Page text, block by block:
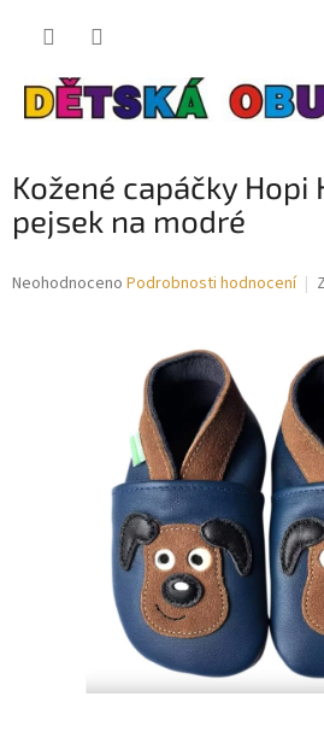
Kožené capáčky
pejsek na modré
Průměrné
Neohodnoceno Podrobnosti hodnocení